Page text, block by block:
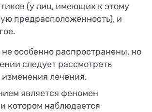
(у лиц, имеющих к этому
предрасположенность), и
особенно распространены, но
следует рассмотреть
лечения.
является феномен
котором наблюдается